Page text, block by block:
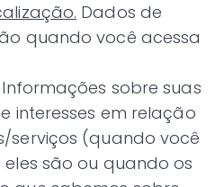
Dados de
quando você acessa
Informações sobre suas
interesses em relação
serviços (quando você
eles são ou quando os